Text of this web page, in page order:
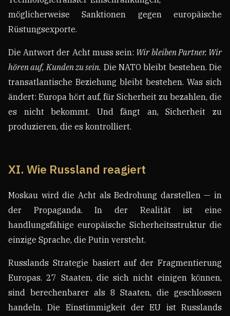
möglicherweise Sanktionen gegen europäische
Rüstungsexporte.
Die Antwort der Acht muss sein: Wir bleiben Partner. Wir
hören auf, Kunden zu sein. Die NATO bleibt bestehen. Die
transatlantische Beziehung bleibt bestehen. Was sich
ändert: Europa hört auf, für Sicherheit zu bezahlen, die
es nicht bekommt. Und fängt an, Sicherheit zu
produzieren, die es kontrolliert.
XI. Wie Russland reagiert
Moskau wird die Acht als Bedrohung darstellen — in
der Propaganda. In der Realität ist eine
handlungsfähige europäische Sicherheitsstruktur die
einzige Sprache, die Putin versteht.
Russlands Strategie basiert auf der Fragmentierung
Europas. 27 Staaten, die sich nicht einigen können,
sind berechenbarer als 8 Staaten, die geschlossen
handeln. Die Einstimmigkeit der EU ist Russlands